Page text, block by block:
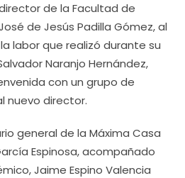
de la Facultad de
de Jesús Padilla Gómez, al
labor que realizó durante su
Naranjo Hernández,
con un grupo de
nuevo director.
general de la Máxima Casa
Espinosa, acompañado
Jaime Espino Valencia